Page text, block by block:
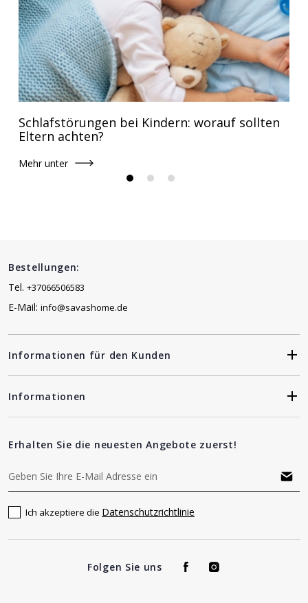
Schlafstörungen bei Kindern: worauf sollten
Eltern achten?
Mehr unter
Bestellungen:
Tel. +37066506583
E-Mail: info@savashome.de
Informationen für den Kunden
Informationen
Erhalten Sie die neuesten Angebote zuerst!
Ich akzeptiere die Datenschutzrichtlinie
Folgen Sie uns